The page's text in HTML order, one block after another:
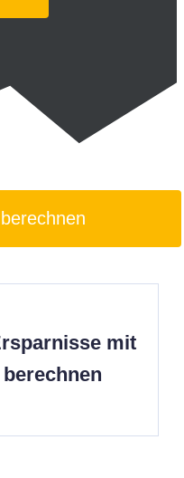
mit